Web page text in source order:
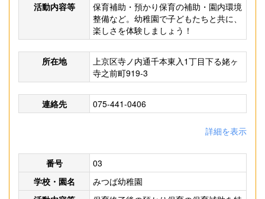
活動内容等
保育補助・預かり保育の補助・園内環境
整備など。幼稚園で子どもたちと共に、
楽しさを体験しましょう！
所在地
上京区寺ノ内通千本東入1丁目下る姥ヶ
寺之前町919-3
連絡先 075-441-0406
詳細を表示
番号
03
学校・園名
みつば幼稚園